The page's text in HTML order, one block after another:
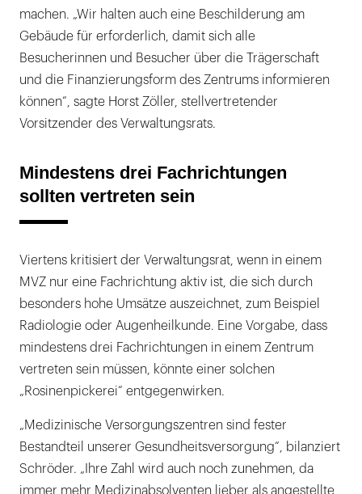
machen. „Wir halten auch eine Beschilderung am
Gebäude für erforderlich, damit sich alle
Besucherinnen und Besucher über die Trägerschaft
und die Finanzierungsform des Zentrums informieren
können“, sagte Horst Zöller, stellvertretender
Vorsitzender des Verwaltungsrats.
Mindestens drei Fachrichtungen
sollten vertreten sein
Viertens kritisiert der Verwaltungsrat, wenn in einem
MVZ nur eine Fachrichtung aktiv ist, die sich durch
besonders hohe Umsätze auszeichnet, zum Beispiel
Radiologie oder Augenheilkunde. Eine Vorgabe, dass
mindestens drei Fachrichtungen in einem Zentrum
vertreten sein müssen, könnte einer solchen
„Rosinenpickerei“ entgegenwirken.
„Medizinische Versorgungszentren sind fester
Bestandteil unserer Gesundheitsversorgung“, bilanziert
Schröder. „Ihre Zahl wird auch noch zunehmen, da
immer mehr Medizinabsolventen lieber als angestellte